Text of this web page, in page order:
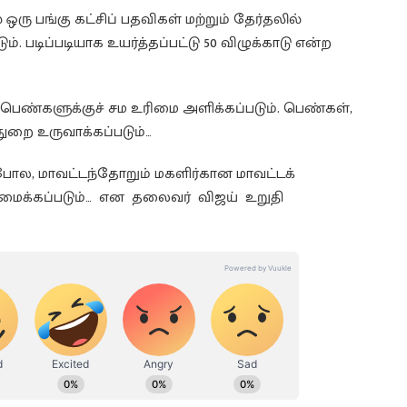
பங்கு கட்சிப் பதவிகள் மற்றும் தேர்தலில்
படிப்படியாக உயர்த்தப்பட்டு 50 விழுக்காடு என்ற
சம உரிமை அளிக்கப்படும். பெண்கள்,
உருவாக்கப்படும்…
மாவட்டந்தோறும் மகளிர்கான மாவட்டக்
என தலைவர் விஜய் உறுதி